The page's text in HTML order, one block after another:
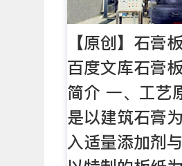
【原创】石膏
百度文库石膏
简介 一、工艺
是以建筑石膏
入适量添加剂